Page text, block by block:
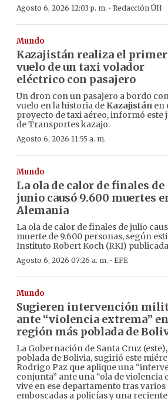
Agosto 6, 2026 12:03 p. m. · Redacción ÚH
Mundo
Kazajistán realiza el primer
vuelo de un taxi volador
eléctrico con pasajero
Un dron con un pasajero a bordo
vuelo en la historia de Kazajistán en
proyecto de taxi aéreo, informó este
de Transportes kazajo.
Agosto 6, 2026 11:55 a. m.
Mundo
La ola de calor de finales de
junio causó 9.600 muertes
Alemania
La ola de calor de finales de julio
muerte de 9.600 personas, según
Instituto Robert Koch (RKI)
Agosto 6, 2026 07:26 a. m. · EFE
Mundo
Sugieren intervención
ante “violencia extrema”
región más poblada de
La Gobernación de Santa Cruz
poblada de Bolivia, sugirió este
Rodrigo Paz que aplique una
conjunta” ante una “ola de violencia
vive en ese departamento tras varios
emboscadas a policías y una